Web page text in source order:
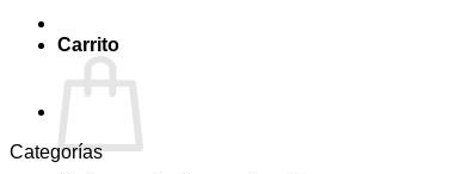
Carrito
Categorías